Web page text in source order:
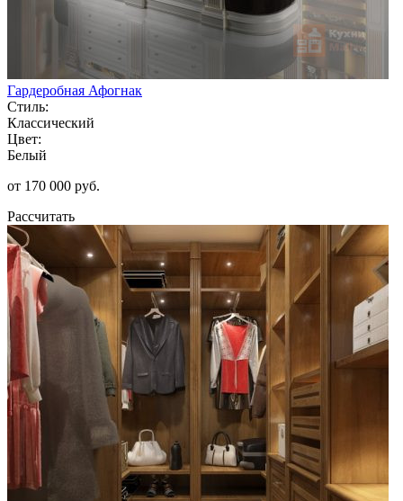
Гардеробная Афогнак
Стиль:
Классический
Цвет:
Белый
от 170 000 руб.
Рассчитать